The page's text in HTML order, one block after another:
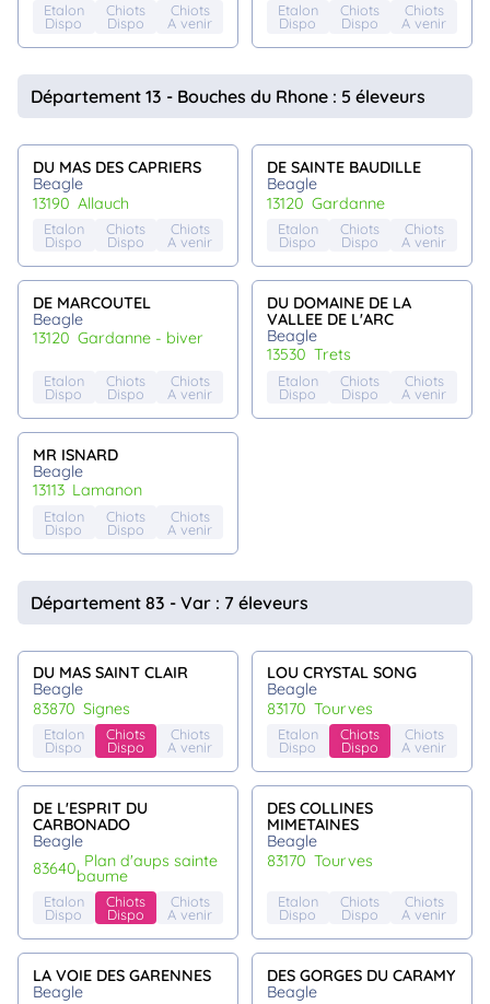
Etalon
Dispo
Chiots
Dispo
Chiots
A venir
Etalon
Dispo
Chiots
Dispo
Chiots
A venir
Département 13 - Bouches du Rhone : 5 éleveurs
DU MAS DES CAPRIERS
Beagle
13190
allauch
Etalon
Dispo
Chiots
Dispo
Chiots
A venir
DE SAINTE BAUDILLE
Beagle
13120
gardanne
Etalon
Dispo
Chiots
Dispo
Chiots
A venir
DE MARCOUTEL
Beagle
13120
gardanne - biver
Etalon
Dispo
Chiots
Dispo
Chiots
A venir
DU DOMAINE DE LA
VALLEE DE L'ARC
Beagle
13530
trets
Etalon
Dispo
Chiots
Dispo
Chiots
A venir
MR ISNARD
Beagle
13113
lamanon
Etalon
Dispo
Chiots
Dispo
Chiots
A venir
Département 83 - Var : 7 éleveurs
DU MAS SAINT CLAIR
Beagle
83870
signes
Etalon
Dispo
Chiots
Dispo
Chiots
A venir
LOU CRYSTAL SONG
Beagle
83170
tourves
Etalon
Dispo
Chiots
Dispo
Chiots
A venir
DE L'ESPRIT DU
CARBONADO
Beagle
83640 plan d'aups sainte
baume
Etalon
Dispo
Chiots
Dispo
Chiots
A venir
DES COLLINES
MIMETAINES
Beagle
83170
tourves
Etalon
Dispo
Chiots
Dispo
Chiots
A venir
LA VOIE DES GARENNES
Beagle
DES GORGES DU CARAMY
Beagle